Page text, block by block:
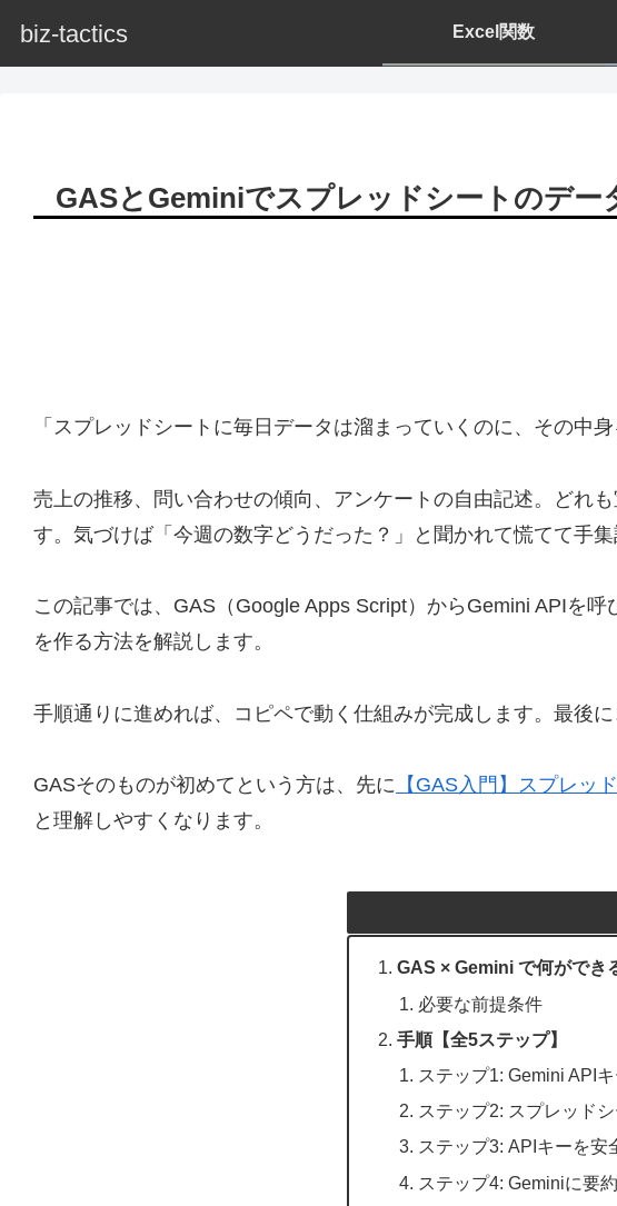
biz-tactics Excel関数
GASとGeminiでスプレッドシートのデー
「スプレッドシートに毎日データは溜まっていくのに、その中
売上の推移、問い合わせの傾向、アンケートの自由記述。どれ
す。気づけば「今週の数字どうだった？」と聞かれて慌てて手
この記事では、GAS（Google Apps Script）からGemini APIを
を作る方法を解説します。
手順通りに進めれば、コピペで動く仕組みが完成します。最後
GASそのものが初めてという方は、先に 【GAS入門】スプレッ
と理解しやすくなります。
GAS × Gemini で何ができ
必要な前提条件
手順【全5ステップ】
ステップ1: Gemini API
ステップ2: スプレッド
ステップ3: APIキーを安
ステップ4: Geminiに要